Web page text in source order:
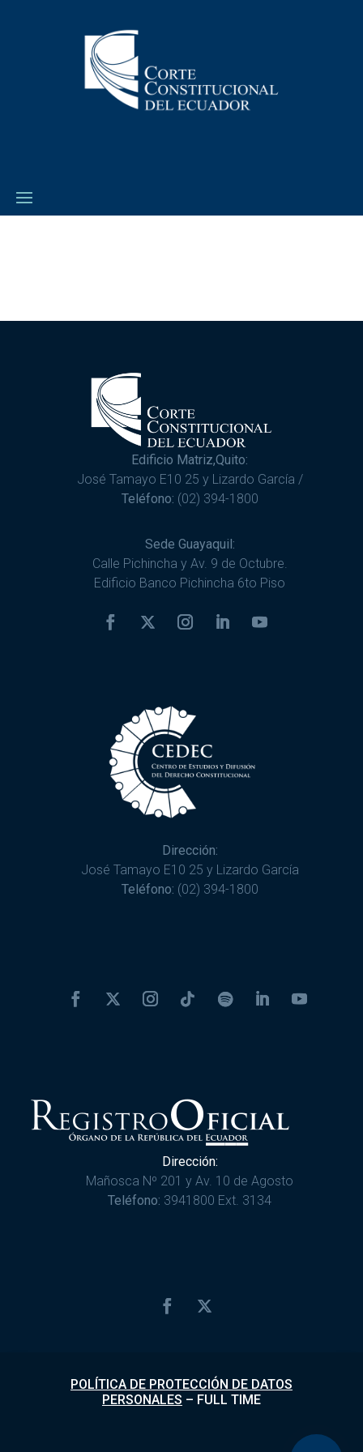
Edificio Matriz,Quito:
José Tamayo E10 25 y Lizardo García /
Teléfono: (02) 394-1800
Sede Guayaquil:
Calle Pichincha y Av. 9 de Octubre.
Edificio Banco Pichincha 6to Piso
Dirección:
José Tamayo E10 25 y Lizardo García
Teléfono: (02) 394-1800
Dirección:
Mañosca Nº 201 y Av. 10 de Agosto
Teléfono: 3941800 Ext. 3134
POLÍTICA DE PROTECCIÓN DE DATOS
PERSONALES – FULL TIME